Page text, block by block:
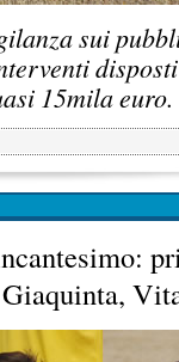
sui
15mila euro.